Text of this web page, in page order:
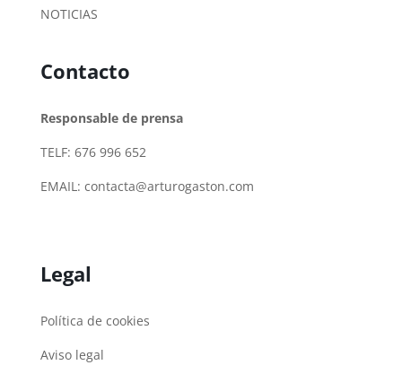
NOTICIAS
Contacto
Responsable de prensa
TELF: 676 996 652
EMAIL: contacta@arturogaston.com
Legal
Política de cookies
Aviso legal